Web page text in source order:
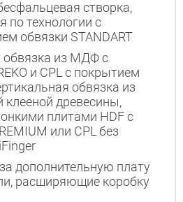
створка,
по технологии с
обвязки STANDART
обвязка из МДФ с
и CPL с покрытием
обвязка из
клееной древесины,
плитами HDF с
или CPL без
дополнительную плату
расширяющие коробку
Interesē
mājai
Закрыть!